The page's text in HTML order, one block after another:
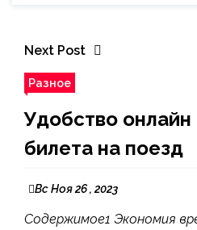
Next Post
Разное
Удобство онлайн
билета на поезд
Вс Ноя 26 , 2023
Содержимое1 Экономия